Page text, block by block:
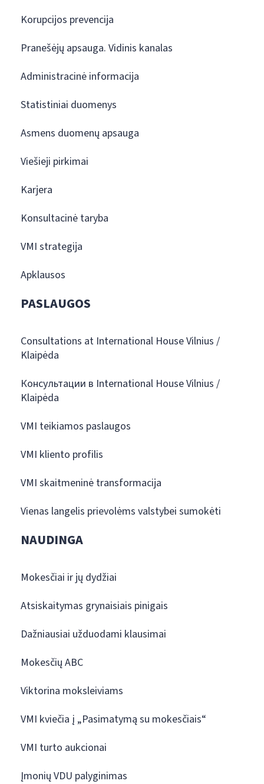
Korupcijos prevencija
Pranešėjų apsauga. Vidinis kanalas
Administracinė informacija
Statistiniai duomenys
Asmens duomenų apsauga
Viešieji pirkimai
Karjera
Konsultacinė taryba
VMI strategija
Apklausos
PASLAUGOS
Consultations at International House Vilnius /
Klaipėda
Консультации в International House Vilnius /
Klaipėda
VMI teikiamos paslaugos
VMI kliento profilis
VMI skaitmeninė transformacija
Vienas langelis prievolėms valstybei sumokėti
NAUDINGA
Mokesčiai ir jų dydžiai
Atsiskaitymas grynaisiais pinigais
Dažniausiai užduodami klausimai
Mokesčių ABC
Viktorina moksleiviams
VMI kviečia į „Pasimatymą su mokesčiais“
VMI turto aukcionai
Įmonių VDU palyginimas